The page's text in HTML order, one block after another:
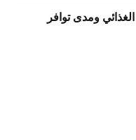
ومدى توافر